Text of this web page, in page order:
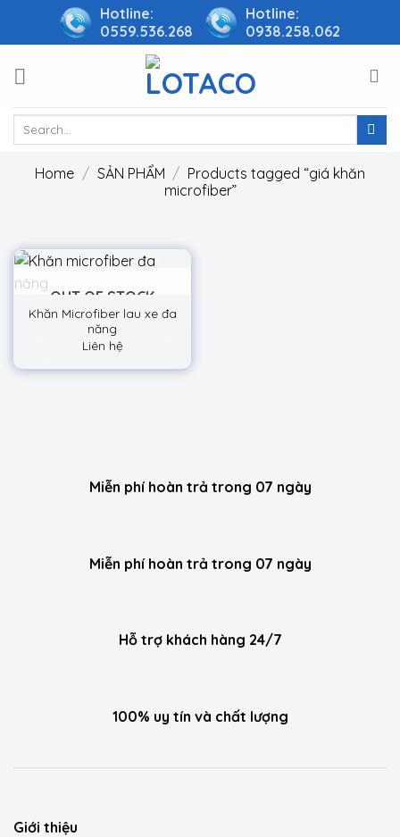
Hotline:
0559.536.268
Hotline:
0938.258.062
Home / SẢN PHẨM / Products tagged “giá khăn
microfiber”
OUT OF STOCK
Khăn Microfiber lau xe đa
năng
Liên hệ
Miễn phí hoàn trả trong 07 ngày
Miễn phí hoàn trả trong 07 ngày
Hỗ trợ khách hàng 24/7
100% uy tín và chất lượng
Giới thiệu